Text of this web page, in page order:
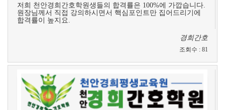
저희 천안경희간호학원생들의 합격률은 100%에 가깝습니다.
원장님께서 직접 강의하시면서 핵심포인트만 집어드리기에
합격률이 높지요.
경희간호
조회수 : 81